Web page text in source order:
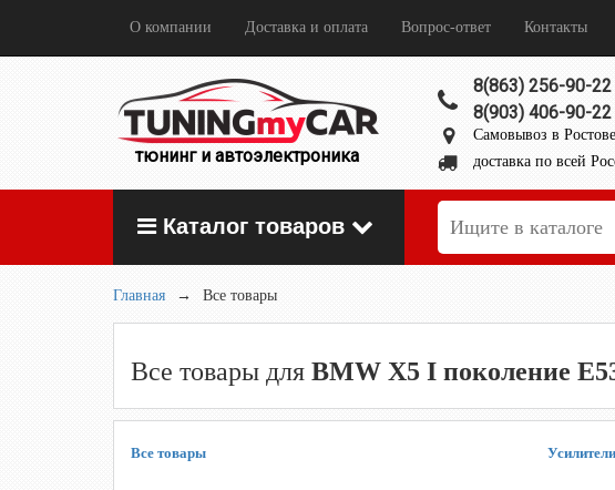
О компании Доставка и оплата Вопрос-ответ Контакты
тюнинг и автоэлектроника
8(863) 256-90-22
8(903) 406-90-
Самовывоз в
доставка по всей
Каталог товаров
Главная → Все товары
Все товары для BMW X5 I поколение
Все товары